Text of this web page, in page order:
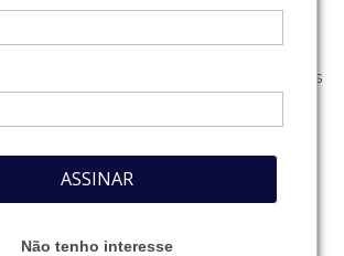
ASSINAR
Não tenho interesse
procura não foi encontrada
algum produto, clique em um dos
no menu acima.
outro tipo de informação, entre em
atendimento através do nosso